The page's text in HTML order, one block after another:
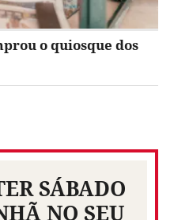
o quiosque dos
SÁBADO
NO SEU